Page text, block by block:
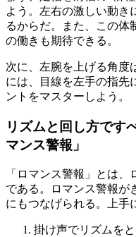
よう。左右の激しい動き
るからだ。また、この体
の働きも期待できる。
次に、左腕を上げる角度
には、目線を左手の指先
ントをマスターしよう。
リズムと回し方です
マンス警報」
「ロマンス警報」とは
である。ロマンス警報が
にもつなげられる。上手
掛け声でリズムをと